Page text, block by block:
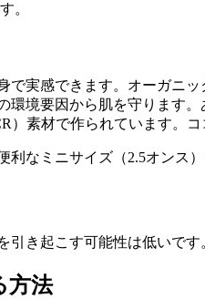
。
実感できます。オーガニ
境要因から肌を守ります
素材で作られています。
なミニサイズ（2.5オンス）
き起こす可能性は低いで
方法